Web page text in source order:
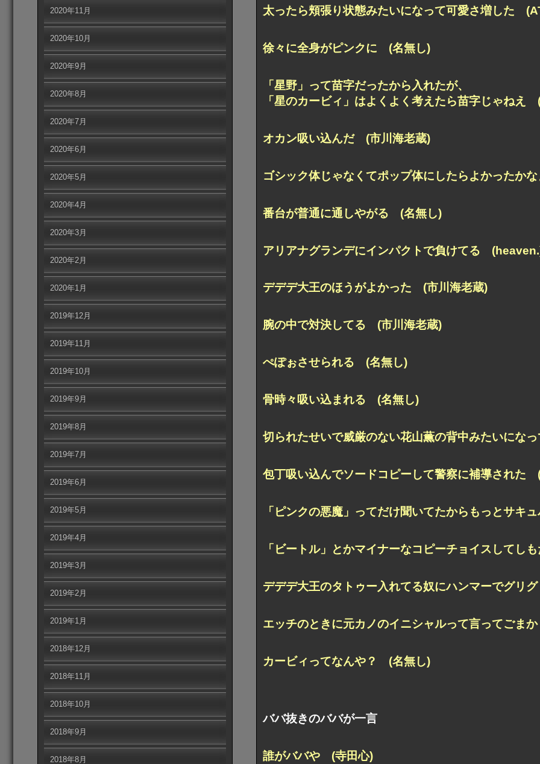
太ったら頬張り状態みたいになって可愛さ増した
徐々に全身がピンクに (名無し)
「星野」って苗字だったから入れたが、
「星のカービィ」はよくよく考えたら苗字じゃねえ
オカン吸い込んだ (市川海老蔵)
ゴシック体じゃなくてポップ体にしたらよかったか
番台が普通に通しやがる (名無し)
アリアナグランデにインパクトで負けてる
デデデ大王のほうがよかった (市川海老蔵)
腕の中で対決してる (市川海老蔵)
ぺぽぉさせられる (名無し)
骨時々吸い込まれる (名無し)
切られたせいで威厳のない花山薫の背中みたいにな
包丁吸い込んでソードコピーして警察に補導された
「ピンクの悪魔」ってだけ聞いてたからもっとサ
「ビートル」とかマイナーなコピーチョイスしてし
デデデ大王のタトゥー入れてる奴にハンマーでグリ
エッチのときに元カノのイニシャルって言ってごま
カービィってなんや？ (名無し)
ババ抜きのババが一言
誰がババや (寺田心)
2020年11月
2020年10月
2020年9月
2020年8月
2020年7月
2020年6月
2020年5月
2020年4月
2020年3月
2020年2月
2020年1月
2019年12月
2019年11月
2019年10月
2019年9月
2019年8月
2019年7月
2019年6月
2019年5月
2019年4月
2019年3月
2019年2月
2019年1月
2018年12月
2018年11月
2018年10月
2018年9月
2018年8月